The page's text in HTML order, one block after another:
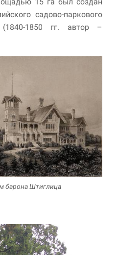
садово-паркового
1850 гг. автор –
барона Штиглица